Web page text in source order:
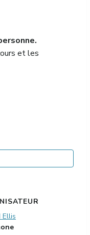
et les
Ellis